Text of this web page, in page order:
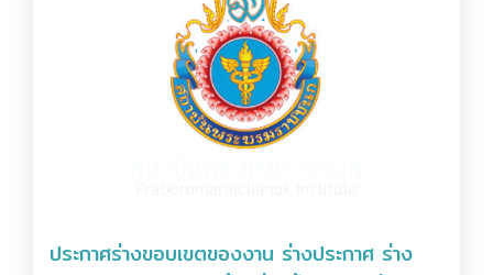
ประกาศร่างขอบเขตของงาน ร่างประกาศ ร่าง